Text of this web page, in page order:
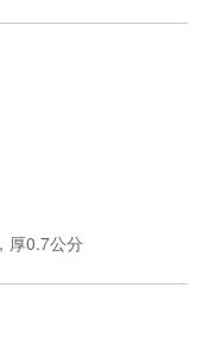
厚0.7公分